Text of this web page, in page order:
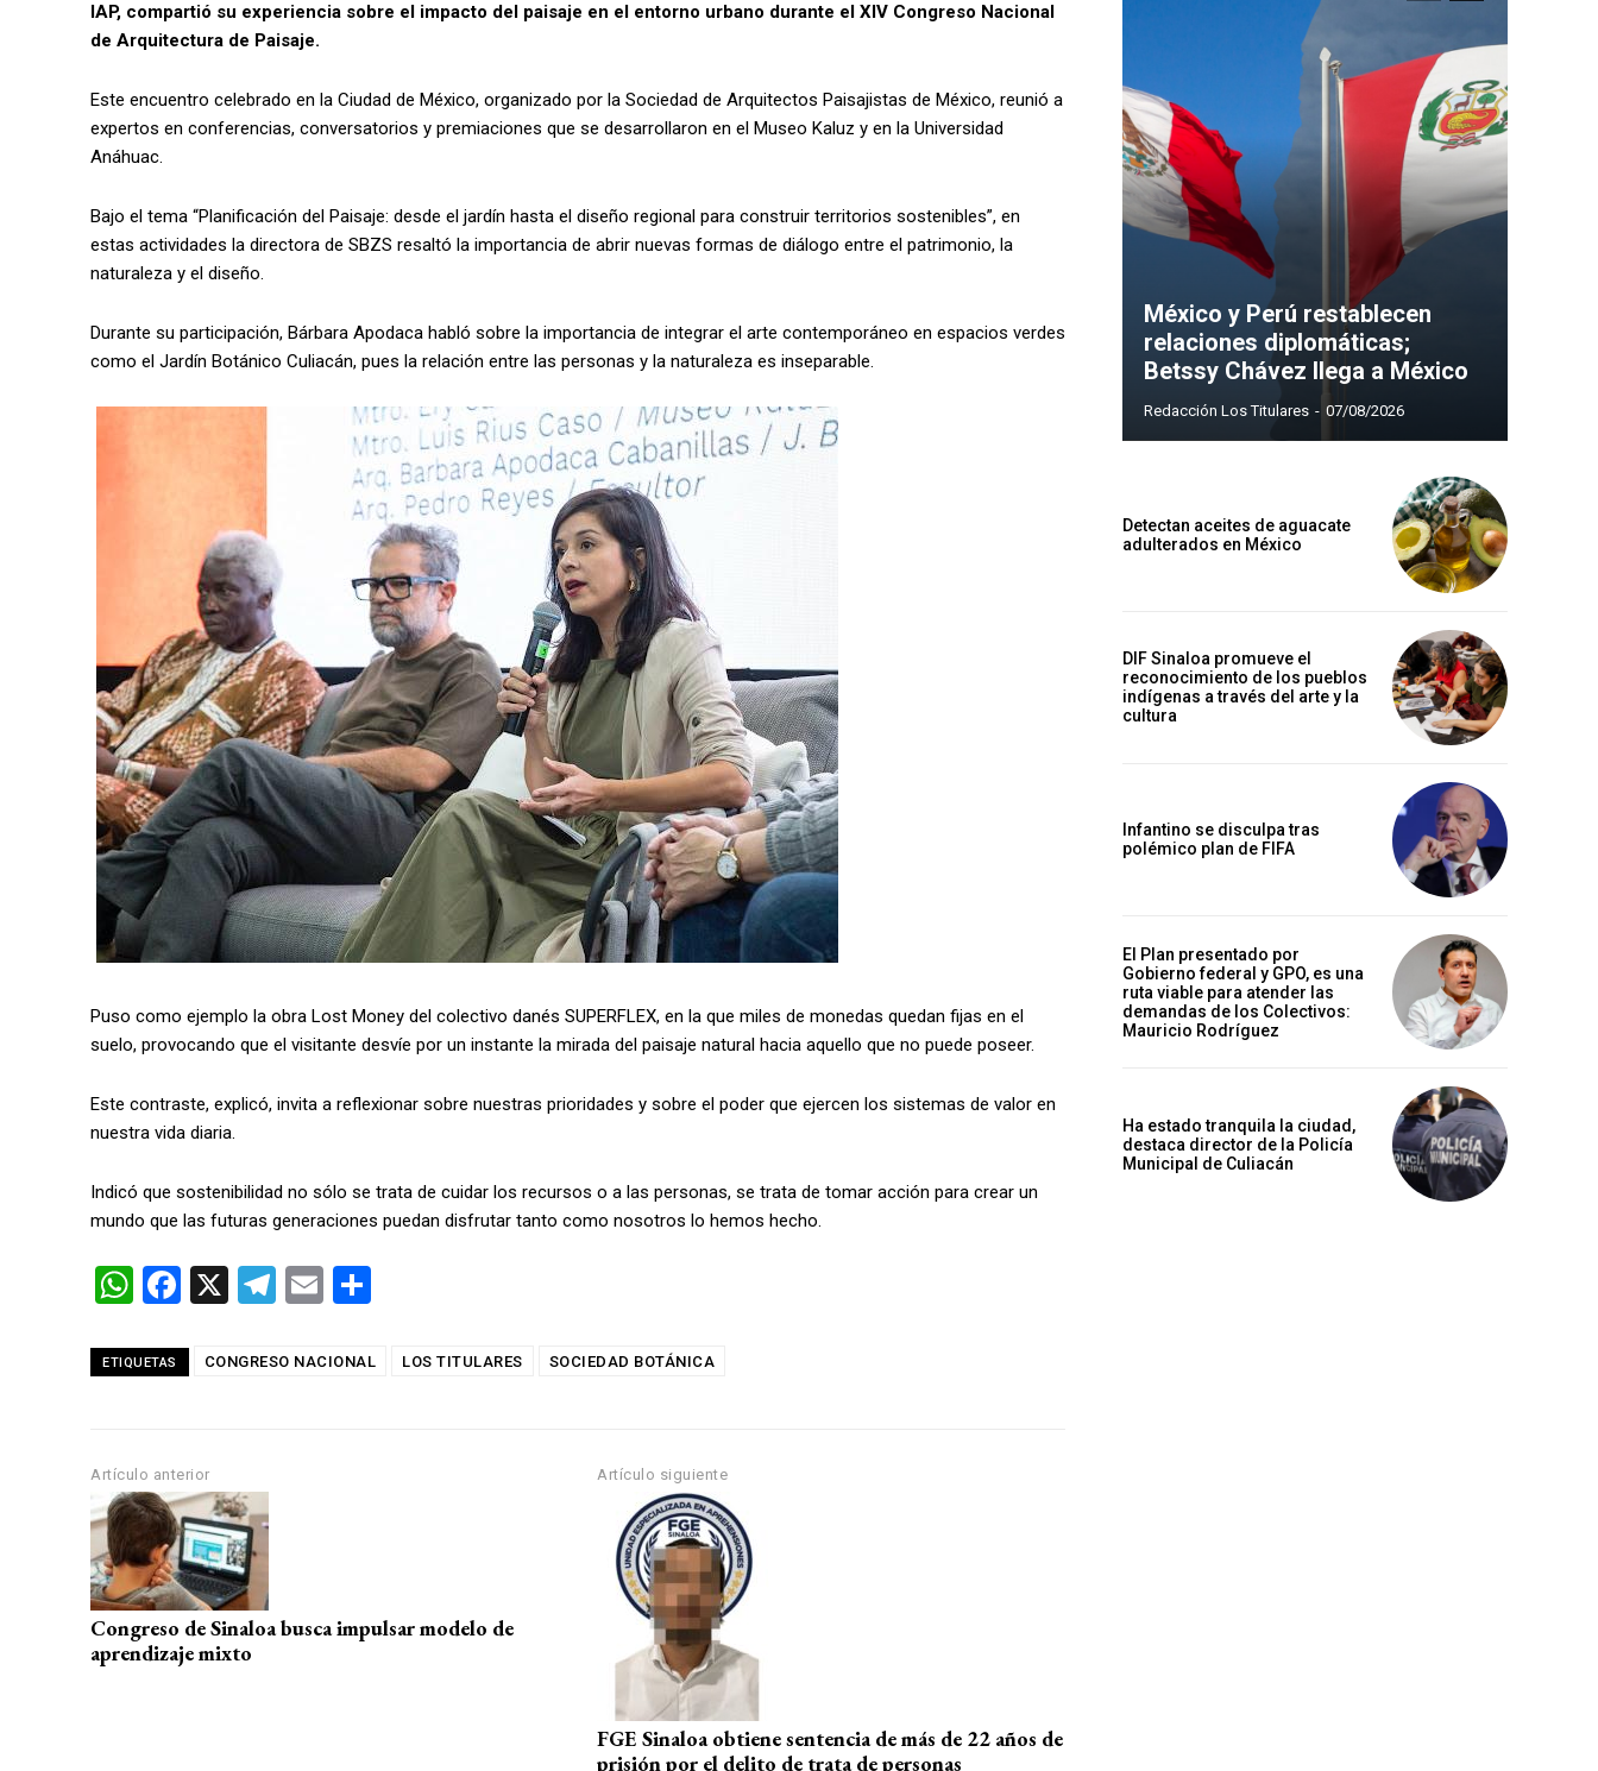
IAP, compartió su experiencia sobre el impacto del paisaje en el entorno urbano durante el XIV Congreso Nacional
de Arquitectura de Paisaje.
Este encuentro celebrado en la Ciudad de México, organizado por la Sociedad de Arquitectos Paisajistas de México, reunió a
expertos en conferencias, conversatorios y premiaciones que se desarrollaron en el Museo Kaluz y en la Universidad
Anáhuac.
Bajo el tema “Planificación del Paisaje: desde el jardín hasta el diseño regional para construir territorios sostenibles”, en
estas actividades la directora de SBZS resaltó la importancia de abrir nuevas formas de diálogo entre el patrimonio, la
naturaleza y el diseño.
Durante su participación, Bárbara Apodaca habló sobre la importancia de integrar el arte contemporáneo en espacios verdes
como el Jardín Botánico Culiacán, pues la relación entre las personas y la naturaleza es inseparable.
Puso como ejemplo la obra Lost Money del colectivo danés SUPERFLEX, en la que miles de monedas quedan fijas en el
suelo, provocando que el visitante desvíe por un instante la mirada del paisaje natural hacia aquello que no puede poseer.
Este contraste, explicó, invita a reflexionar sobre nuestras prioridades y sobre el poder que ejercen los sistemas de valor en
nuestra vida diaria.
Indicó que sostenibilidad no sólo se trata de cuidar los recursos o a las personas, se trata de tomar acción para crear un
mundo que las futuras generaciones puedan disfrutar tanto como nosotros lo hemos hecho.
W
at
p
p
F
ce
o
k
X
T
e
E
ail m
ETIQUETAS CONGRESO NACIONAL LOS TITULARES SOCIEDAD BOTÁNICA
Artículo anterior
Congreso de Sinaloa busca impulsar modelo de
aprendizaje mixto
Artículo siguiente
FGE Sinaloa obtiene sentencia de más de 22 años de
prisión por el delito de trata de personas
México y Perú restablecen
relaciones diplomáticas;
Betssy Chávez llega a México
Redacción Los Titulares - 07/08/2026
Detectan aceites de aguacate
adulterados en México
DIF Sinaloa promueve el
reconocimiento de los pueblos
indígenas a través del arte y la
cultura
Infantino se disculpa tras
polémico plan de FIFA
El Plan presentado por
Gobierno federal y GPO, es una
ruta viable para atender las
demandas de los Colectivos:
Mauricio Rodríguez
Ha estado tranquila la ciudad,
destaca director de la Policía
Municipal de Culiacán